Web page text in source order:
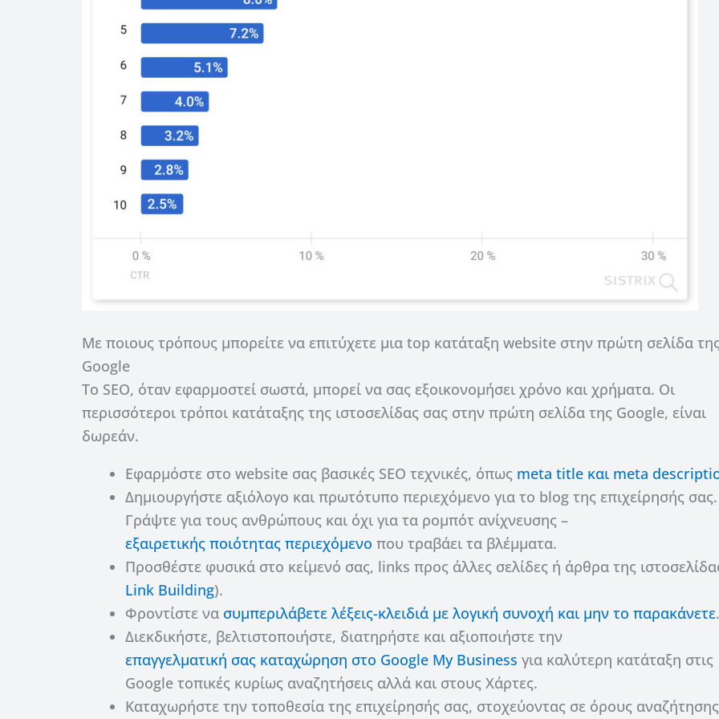
Με ποιους τρόπους μπορείτε να επιτύχετε μια top κατάταξη website στην πρώτη σελίδα
Google
Το SEO, όταν εφαρμοστεί σωστά, μπορεί να σας εξοικονομήσει χρόνο και χρήματα. Οι
περισσότεροι τρόποι κατάταξης της ιστοσελίδας σας στην πρώτη σελίδα της Google, είναι
δωρεάν.
Εφαρμόστε στο website σας βασικές SEO τεχνικές, όπως meta title και meta
Δημιουργήστε αξιόλογο και πρωτότυπο περιεχόμενο για το blog της επιχείρησής σας.
Γράψτε για τους ανθρώπους και όχι για τα ρομπότ ανίχνευσης –
εξαιρετικής ποιότητας περιεχόμενο που τραβάει τα βλέμματα.
Προσθέστε φυσικά στο κείμενό σας, links προς άλλες σελίδες ή άρθρα της
Link Building).
Φροντίστε να συμπεριλάβετε λέξεις-κλειδιά με λογική συνοχή και μην το παρακάνετε.
Διεκδικήστε, βελτιστοποιήστε, διατηρήστε και αξιοποιήστε την
επαγγελματική σας καταχώρηση στο Google My Business για καλύτερη κατάταξη στις
Google τοπικές κυρίως αναζητήσεις αλλά και στους Χάρτες.
Καταχωρήστε την τοποθεσία της επιχείρησής σας, στοχεύοντας σε όρους